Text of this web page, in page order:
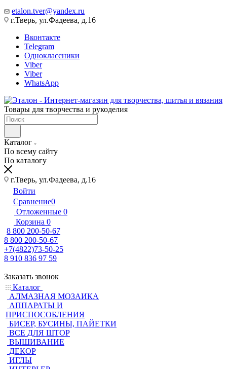
etalon.tver@yandex.ru
г.Тверь, ул.Фадеева, д.16
Вконтакте
Telegram
Одноклассники
Viber
Viber
WhatsApp
Товары для творчества и рукоделия
Каталог
По всему сайту
По каталогу
г.Тверь, ул.Фадеева, д.16
Войти
Сравнение0
Отложенные 0
Корзина 0
8 800 200-50-67
8 800 200-50-67
+7(4822)73-50-25
8 910 836 97 59
Заказать звонок
Каталог
АЛМАЗНАЯ МОЗАИКА
АППАРАТЫ И
ПРИСПОСОБЛЕНИЯ
БИСЕР, БУСИНЫ, ПАЙЕТКИ
ВСЕ ДЛЯ ШТОР
ВЫШИВАНИЕ
ДЕКОР
ИГЛЫ